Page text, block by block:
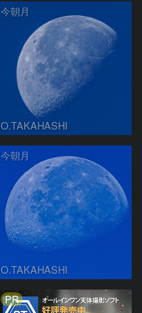
今朝月
O.TAKAHASHI
今朝月
O.TAKAHASHI
PR